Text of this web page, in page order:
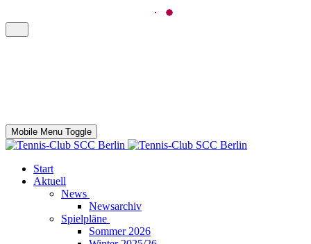
Mobile Menu Toggle
Start
Aktuell
News
Newsarchiv
Spielpläne
Sommer 2026